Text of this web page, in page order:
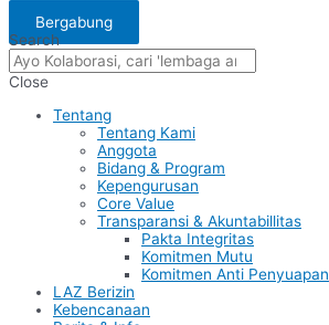
Bergabung
Search
Close
Tentang
Tentang Kami
Anggota
Bidang & Program
Kepengurusan
Core Value
Transparansi & Akuntabillitas
Pakta Integritas
Komitmen Mutu
Komitmen Anti Penyuapan
LAZ Berizin
Kebencanaan